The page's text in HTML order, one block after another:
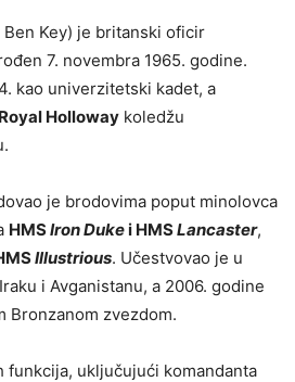
Key) je britanski oficir
7. novembra 1965. godine.
kao univerzitetski kadet, a
Royal Holloway koledžu
je brodovima poput minolovca
HMSIron Dukei HMSLancaster,
Illustrious. Učestvovao je u
i Avganistanu, a 2006. godine
Bronzanom zvezdom.
funkcija, uključujući komandanta